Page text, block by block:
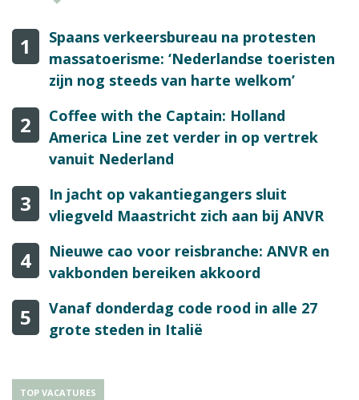
1
Spaans verkeersbureau na protesten
massatoerisme: ‘Nederlandse toeristen
zijn nog steeds van harte welkom’
2
Coffee with the Captain: Holland
America Line zet verder in op vertrek
vanuit Nederland
3
In jacht op vakantiegangers sluit
vliegveld Maastricht zich aan bij ANVR
4
Nieuwe cao voor reisbranche: ANVR en
vakbonden bereiken akkoord
5
Vanaf donderdag code rood in alle 27
grote steden in Italië
TOP VACATURES